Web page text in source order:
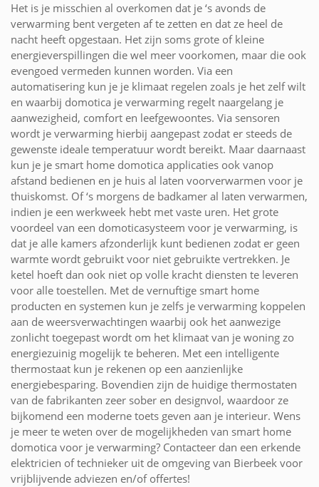
Het is je misschien al overkomen dat je ‘s avonds de
verwarming bent vergeten af te zetten en dat ze heel de
nacht heeft opgestaan. Het zijn soms grote of kleine
energieverspillingen die wel meer voorkomen, maar die ook
evengoed vermeden kunnen worden. Via een
automatisering kun je je klimaat regelen zoals je het zelf wilt
en waarbij domotica je verwarming regelt naargelang je
aanwezigheid, comfort en leefgewoontes. Via sensoren
wordt je verwarming hierbij aangepast zodat er steeds de
gewenste ideale temperatuur wordt bereikt. Maar daarnaast
kun je je smart home domotica applicaties ook vanop
afstand bedienen en je huis al laten voorverwarmen voor je
thuiskomst. Of ‘s morgens de badkamer al laten verwarmen,
indien je een werkweek hebt met vaste uren. Het grote
voordeel van een domoticasysteem voor je verwarming, is
dat je alle kamers afzonderlijk kunt bedienen zodat er geen
warmte wordt gebruikt voor niet gebruikte vertrekken. Je
ketel hoeft dan ook niet op volle kracht diensten te leveren
voor alle toestellen. Met de vernuftige smart home
producten en systemen kun je zelfs je verwarming koppelen
aan de weersverwachtingen waarbij ook het aanwezige
zonlicht toegepast wordt om het klimaat van je woning zo
energiezuinig mogelijk te beheren. Met een intelligente
thermostaat kun je rekenen op een aanzienlijke
energiebesparing. Bovendien zijn de huidige thermostaten
van de fabrikanten zeer sober en designvol, waardoor ze
bijkomend een moderne toets geven aan je interieur. Wens
je meer te weten over de mogelijkheden van smart home
domotica voor je verwarming? Contacteer dan een erkende
elektricien of technieker uit de omgeving van Bierbeek voor
vrijblijvende adviezen en/of offertes!